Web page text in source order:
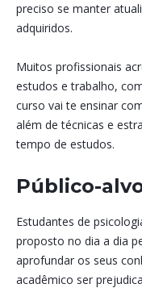
preciso se manter
adquiridos.
Muitos profissionais
estudos e trabalho,
curso vai te ensinar
além de técnicas e
tempo de estudos.
Público-
Estudantes de
proposto no dia a dia
aprofundar os seus
acadêmico ser